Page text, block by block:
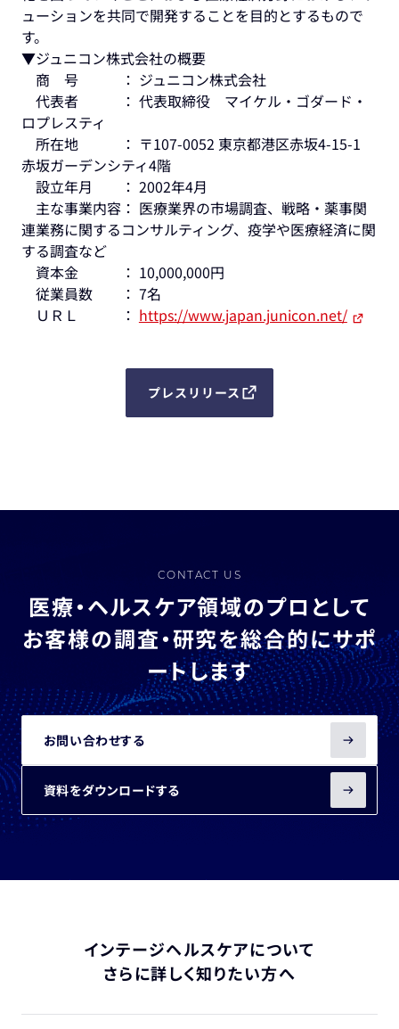
ューションを共同で開発することを目的とするもので
す。
▼ジュニコン株式会社の概要
商 号 ： ジュニコン株式会社
代表者 ： 代表取締役 マイケル・ゴダード・
ロプレスティ
所在地 ： 〒107-0052 東京都港区赤坂4-15-1
赤坂ガーデンシティ4階
設立年月 ： 2002年4月
主な事業内容： 医療業界の市場調査、戦略・薬事関
連業務に関するコンサルティング、疫学や医療経済に関
する調査など
資本金 ： 10,000,000円
従業員数 ： 7名
ＵＲＬ ： https://www.japan.junicon.net/
プレスリリース
CONTACT US
医療・ヘルスケア領域のプロとして
お客様の調査・研究を総合的にサポ
ートします
お問い合わせする
資料をダウンロードする
インテージヘルスケアについて
さらに詳しく知りたい方へ